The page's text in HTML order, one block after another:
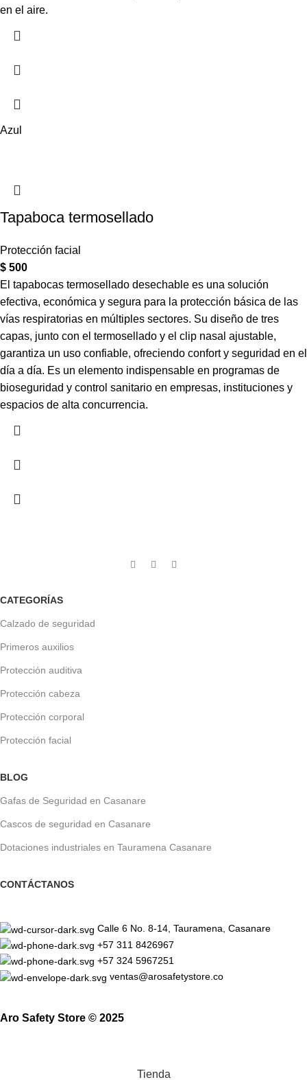
en el aire.
Azul
Tapaboca termosellado
Protección facial
$ 500
El tapabocas termosellado desechable es una solución
efectiva, económica y segura para la protección básica de las
vías respiratorias en múltiples sectores. Su diseño de tres
capas, junto con el termosellado y el clip nasal ajustable,
garantiza un uso confiable, ofreciendo confort y seguridad en el
día a día. Es un elemento indispensable en programas de
bioseguridad y control sanitario en empresas, instituciones y
espacios de alta concurrencia.
CATEGORÍAS
Calzado de seguridad
Primeros auxilios
Protección auditiva
Protección cabeza
Protección corporal
Protección facial
BLOG
Gafas de Seguridad en Casanare
Cascos de seguridad en Casanare
Dotaciones industriales en Tauramena Casanare
CONTÁCTANOS
Calle 6 No. 8-14, Tauramena, Casanare
+57 311 8426967
+57 324 5967251
ventas@arosafetystore.co
Aro Safety Store © 2025
Tienda